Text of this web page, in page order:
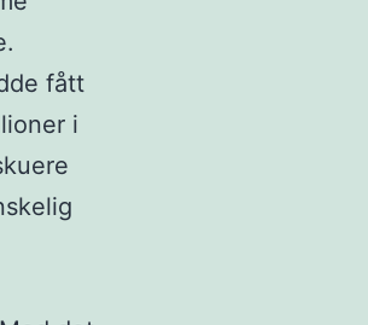
fått
i